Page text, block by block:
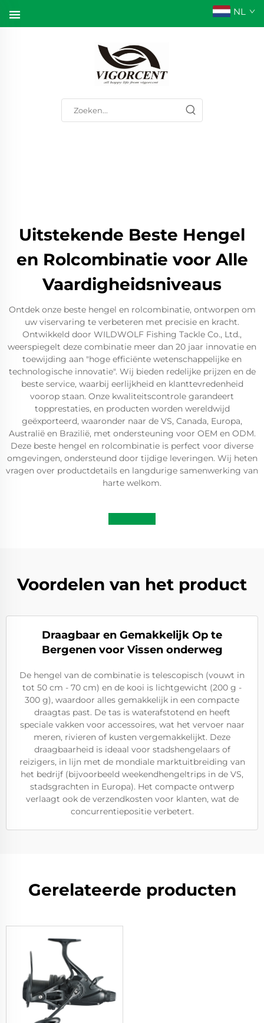
NL
Uitstekende Beste Hengel
en Rolcombinatie voor Alle
Vaardigheidsniveaus
Ontdek onze beste hengel en rolcombinatie, ontworpen om
uw viservaring te verbeteren met precisie en kracht.
Ontwikkeld door WILDWOLF Fishing Tackle Co., Ltd.,
weerspiegelt deze combinatie meer dan 20 jaar innovatie en
toewijding aan "hoge efficiënte wetenschappelijke en
technologische innovatie". Wij bieden redelijke prijzen en de
beste service, waarbij eerlijkheid en klanttevredenheid
voorop staan. Onze kwaliteitscontrole garandeert
topprestaties, en producten worden wereldwijd
geëxporteerd, waaronder naar de VS, Canada, Europa,
Australië en Brazilië, met ondersteuning voor OEM en ODM.
Deze beste hengel en rolcombinatie is perfect voor diverse
omgevingen, ondersteund door tijdige leveringen. Wij heten
vragen over productdetails en langdurige samenwerking van
harte welkom.
Voordelen van het product
Draagbaar en Gemakkelijk Op te
Bergenen voor Vissen onderweg
De hengel van de combinatie is telescopisch (vouwt in
tot 50 cm - 70 cm) en de kooi is lichtgewicht (200 g -
300 g), waardoor alles gemakkelijk in een compacte
draagtas past. De tas is waterafstotend en heeft
speciale vakken voor accessoires, wat het vervoer naar
meren, rivieren of kusten vergemakkelijkt. Deze
draagbaarheid is ideaal voor stadshengelaars of
reizigers, in lijn met de mondiale marktuitbreiding van
het bedrijf (bijvoorbeeld weekendhengeltrips in de VS,
stadsgrachten in Europa). Het compacte ontwerp
verlaagt ook de verzendkosten voor klanten, wat de
concurrentiepositie verbetert.
Gerelateerde producten